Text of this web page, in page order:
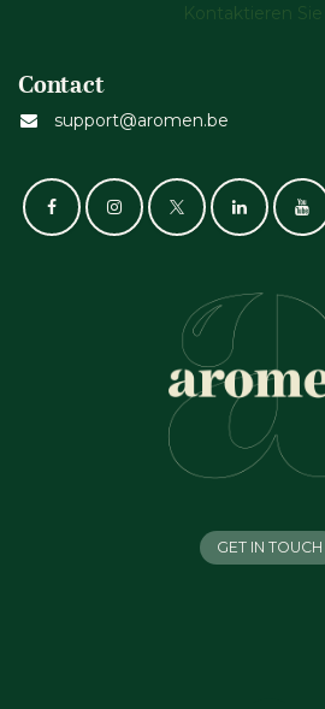
Kontaktieren Sie
Contact
support@aromen.be
GET IN TOUCH